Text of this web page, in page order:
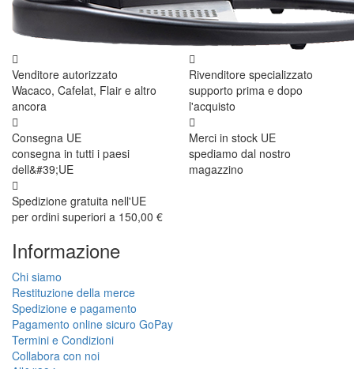
Venditore autorizzato
Wacaco, Cafelat, Flair e altro
ancora
Consegna UE